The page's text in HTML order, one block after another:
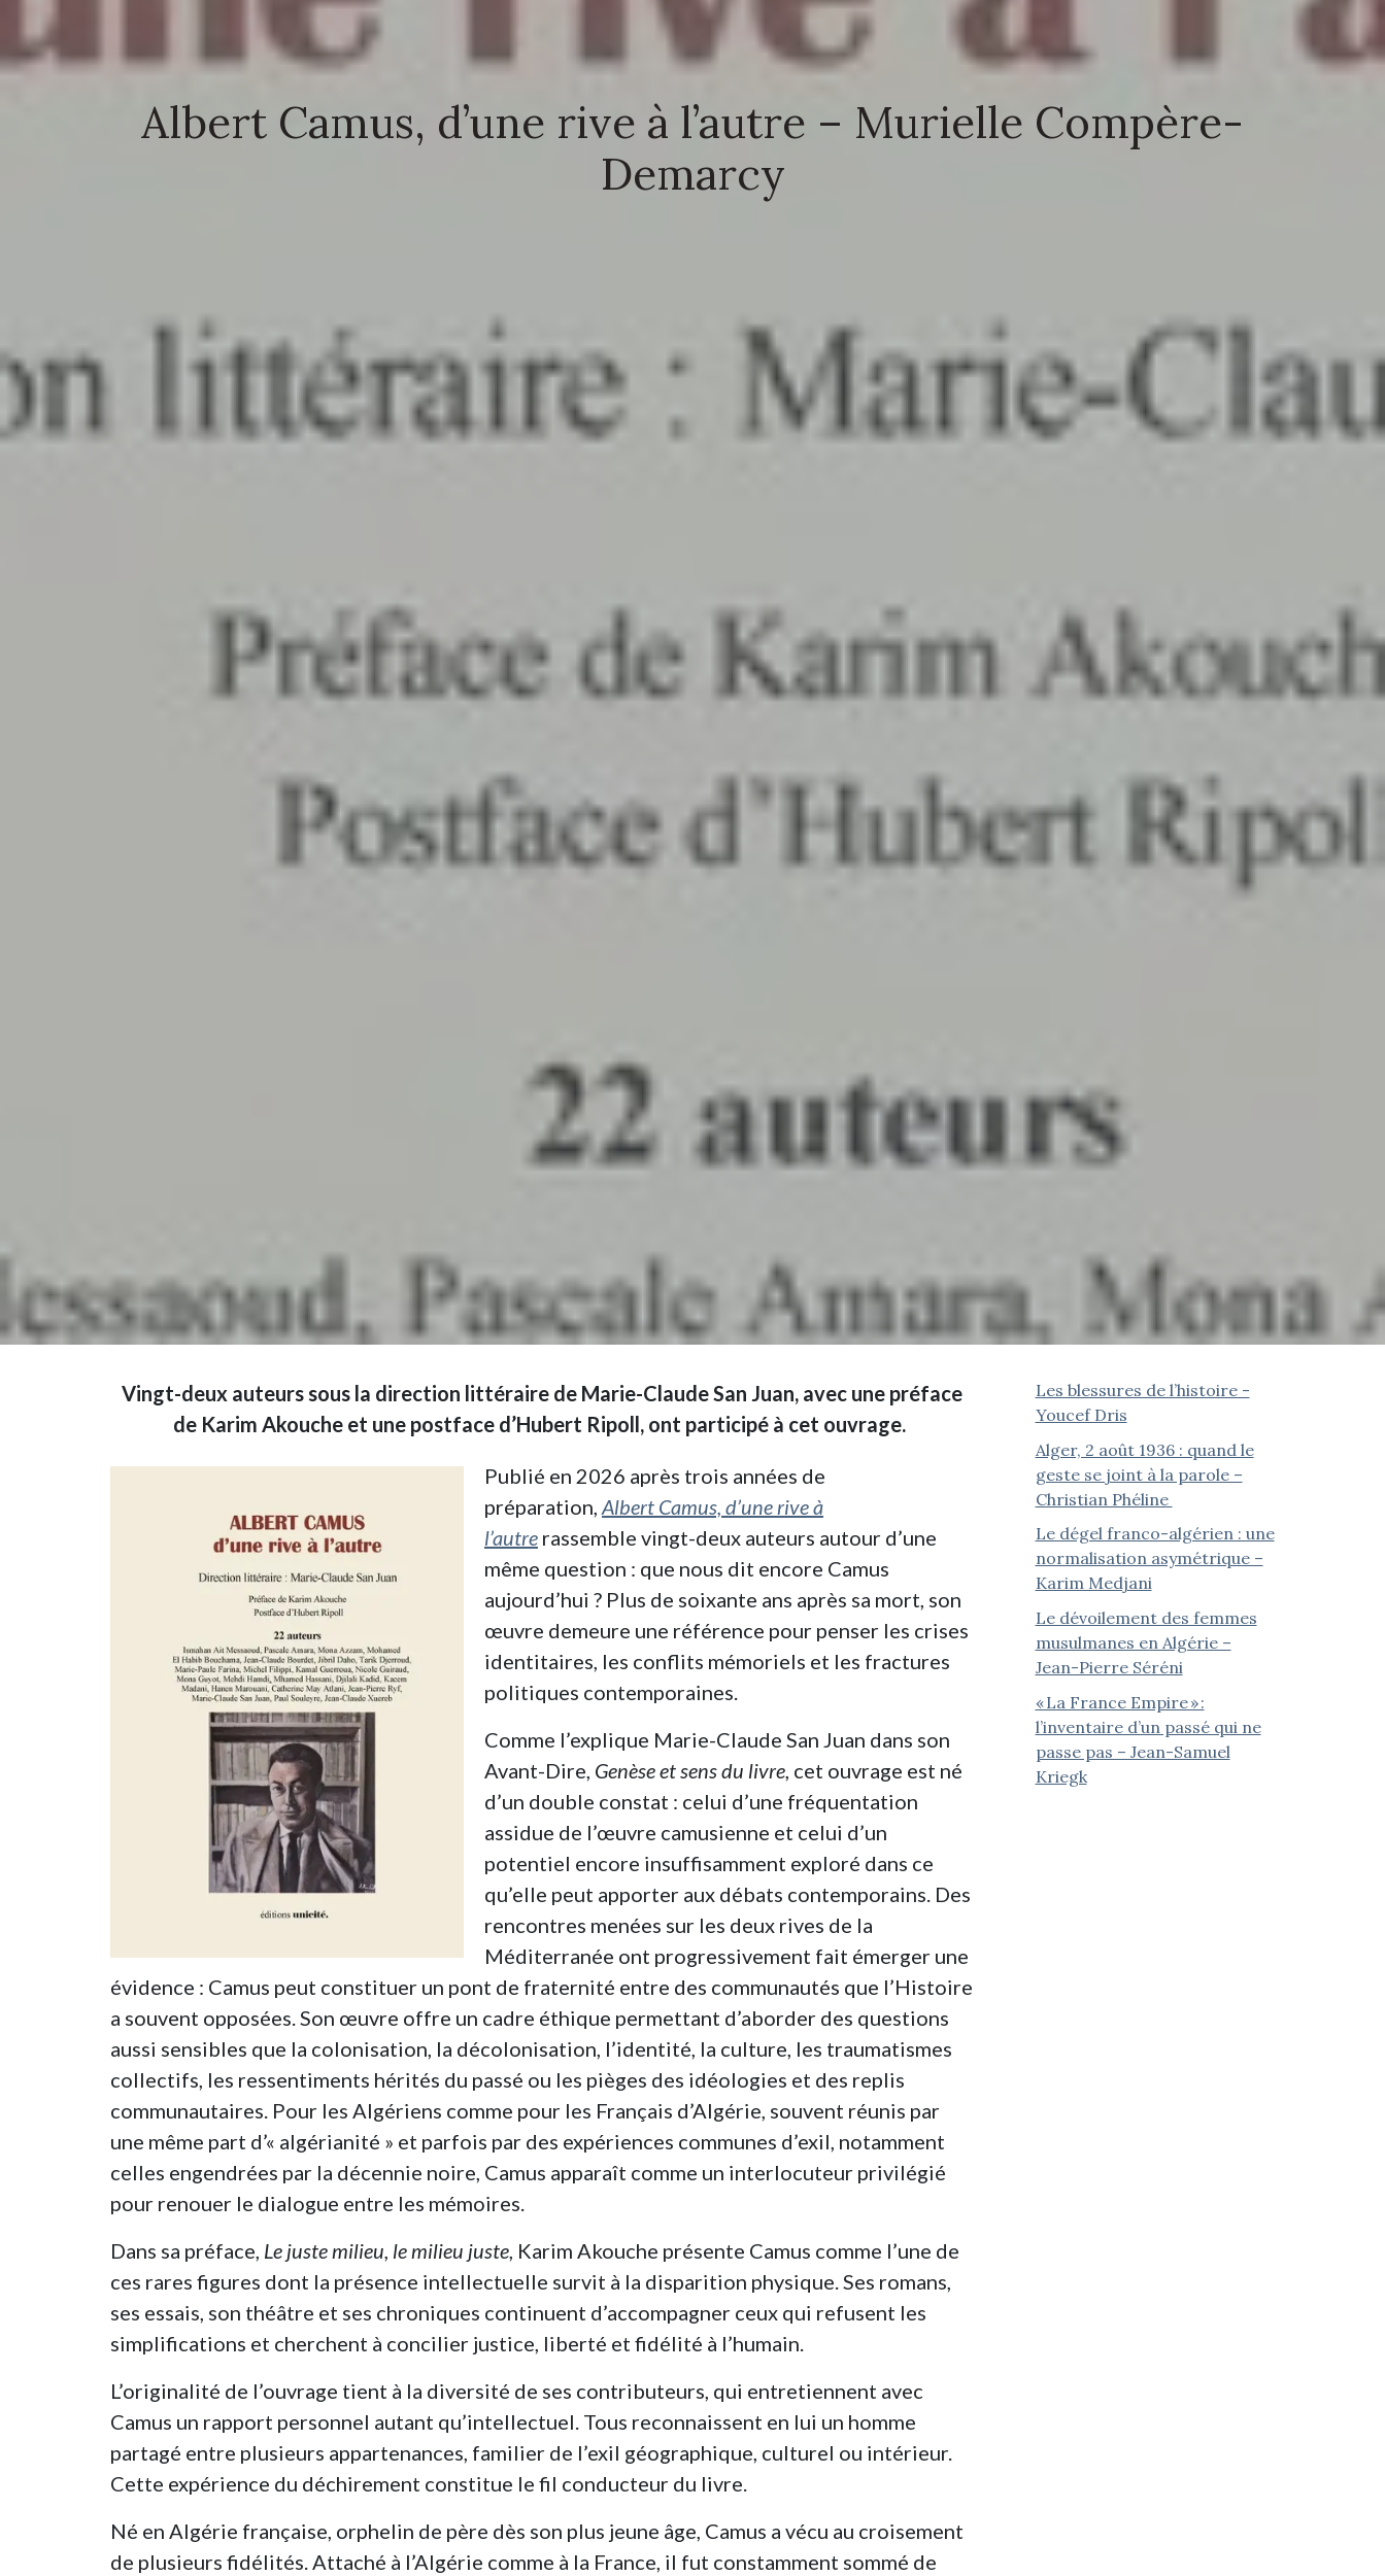
Albert Camus, d’une rive à l’autre – Murielle Compère-
Demarcy
Vingt-deux auteurs sous la direction littéraire de Marie-Claude San Juan, avec une préface
de Karim Akouche et une postface d’Hubert Ripoll, ont participé à cet ouvrage.
Publié en 2026 après trois années de
préparation, Albert Camus, d’une rive à
l’autre rassemble vingt-deux auteurs autour d’une
même question : que nous dit encore Camus
aujourd’hui ? Plus de soixante ans après sa mort, son
œuvre demeure une référence pour penser les crises
identitaires, les conflits mémoriels et les fractures
politiques contemporaines.
Comme l’explique Marie-Claude San Juan dans son
Avant-Dire, Genèse et sens du livre, cet ouvrage est né
d’un double constat : celui d’une fréquentation
assidue de l’œuvre camusienne et celui d’un
potentiel encore insuffisamment exploré dans ce
qu’elle peut apporter aux débats contemporains. Des
rencontres menées sur les deux rives de la
Méditerranée ont progressivement fait émerger une
évidence : Camus peut constituer un pont de fraternité entre des communautés que l’Histoire
a souvent opposées. Son œuvre offre un cadre éthique permettant d’aborder des questions
aussi sensibles que la colonisation, la décolonisation, l’identité, la culture, les traumatismes
collectifs, les ressentiments hérités du passé ou les pièges des idéologies et des replis
communautaires. Pour les Algériens comme pour les Français d’Algérie, souvent réunis par
une même part d’« algérianité » et parfois par des expériences communes d’exil, notamment
celles engendrées par la décennie noire, Camus apparaît comme un interlocuteur privilégié
pour renouer le dialogue entre les mémoires.
Dans sa préface, Le juste milieu, le milieu juste, Karim Akouche présente Camus comme l’une de
ces rares figures dont la présence intellectuelle survit à la disparition physique. Ses romans,
ses essais, son théâtre et ses chroniques continuent d’accompagner ceux qui refusent les
simplifications et cherchent à concilier justice, liberté et fidélité à l’humain.
L’originalité de l’ouvrage tient à la diversité de ses contributeurs, qui entretiennent avec
Camus un rapport personnel autant qu’intellectuel. Tous reconnaissent en lui un homme
partagé entre plusieurs appartenances, familier de l’exil géographique, culturel ou intérieur.
Cette expérience du déchirement constitue le fil conducteur du livre.
Né en Algérie française, orphelin de père dès son plus jeune âge, Camus a vécu au croisement
de plusieurs fidélités. Attaché à l’Algérie comme à la France, il fut constamment sommé de
Les blessures de l’histoire -
Youcef Dris
Alger, 2 août 1936 : quand le
geste se joint à la parole –
Christian Phéline
Le dégel franco-algérien : une
normalisation asymétrique –
Karim Medjani
Le dévoilement des femmes
musulmanes en Algérie –
Jean-Pierre Séréni
« La France Empire » :
l’inventaire d’un passé qui ne
passe pas – Jean-Samuel
Kriegk